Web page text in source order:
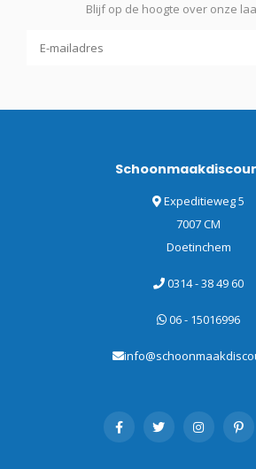
Blijf op de hoogte over onze
Expeditieweg 5
7007 CM
Doetinchem
0314 - 38 49 60
06 - 15016996